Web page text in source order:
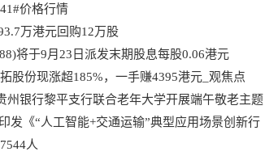
价格行情
万港元回购12万股
将于9月23日派发末期股息每股0.06港元
股份现涨超185%，一手赚4395港元_观焦点
银行黎平支行联合老年大学开展端午敬老主题
发《“人工智能+交通运输”典型应用场景创新行
人